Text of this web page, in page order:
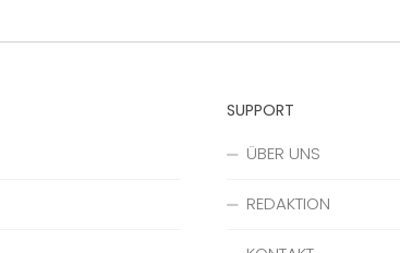
SUPPORT
ÜBER UNS
REDAKTION